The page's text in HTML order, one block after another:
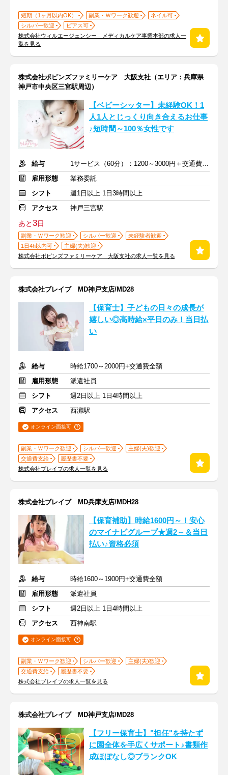
短期（1ヶ月以内OK） 副業・Ｗワーク歓迎
ネイル可
シルバー歓迎
ピアス可
株式会社ウィルエージェンシー メディカルケア事業本部の求人一
覧を見る
株式会社ポピンズファミリーケア 大阪支社（エリア：兵庫県
神戸市中央区三宮駅周辺）
【ベビーシッター】未経験OK！1
人1人とじっくり向き合えるお仕事
♪短時間～100％女性です
給与
1サービス（60分）：1200～3000円＋交通費全額支給
雇用形態
業務委託
シフト
週1日以上 1日3時間以上
アクセス
神戸三宮駅
あと3日
副業・Ｗワーク歓迎 シルバー歓迎
未経験者歓迎
1日4h以内可
主婦(夫)歓迎
株式会社ポピンズファミリーケア 大阪支社の求人一覧を見る
株式会社ブレイブ MD神戸支店/MD28
【保育士】子どもの日々の成長が
嬉しい◎高時給×平日のみ！当日払
い
給与
時給1700～2000円+交通費全額
雇用形態
派遣社員
シフト
週2日以上 1日4時間以上
アクセス
西灘駅
オンライン面接可
副業・Ｗワーク歓迎 シルバー歓迎
主婦(夫)歓迎
交通費支給
履歴書不要
株式会社ブレイブの求人一覧を見る
株式会社ブレイブ MD兵庫支店/MDH28
【保育補助】時給1600円～！安心
のマイナビグループ★週2～＆当日
払い♪資格必須
給与
時給1600～1900円+交通費全額
雇用形態
派遣社員
シフト
週2日以上 1日4時間以上
アクセス
西神南駅
オンライン面接可
副業・Ｗワーク歓迎 シルバー歓迎
主婦(夫)歓迎
交通費支給
履歴書不要
株式会社ブレイブの求人一覧を見る
株式会社ブレイブ MD神戸支店/MD28
【フリー保育士】"担任"を持たず
に園全体を手広くサポート♪書類作
成ほぼなし◎ブランクOK